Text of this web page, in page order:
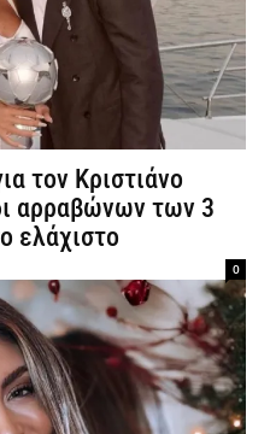
τον Κριστιάνο
αρραβώνων των 3
ελάχιστο
0